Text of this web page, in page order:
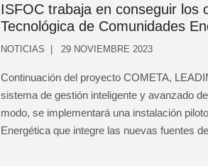
ISFOC trabaja en conseguir los
Tecnológica de Comunidades
NOTICIAS 29 NOVIEMBRE 2023
Continuación del proyecto COMETA,
sistema de gestión inteligente y avanzado
modo, se implementará una instalación
Energética que integre las nuevas fuentes